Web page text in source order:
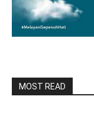
MOST READ